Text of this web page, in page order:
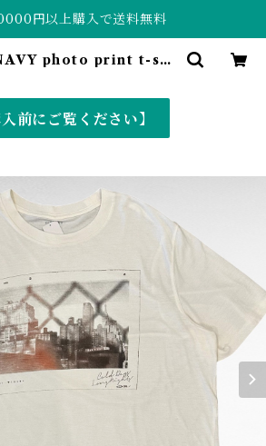
円以上購入で送料無料
photo print t-shi
入前にご覧ください】